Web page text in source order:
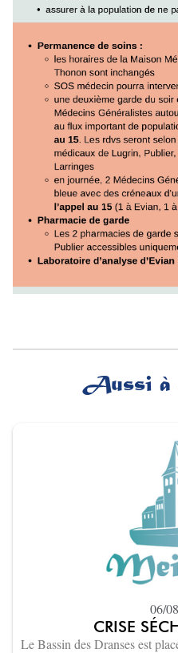
Aussi à
06/
CRISE
Le Bassin des Dranses est